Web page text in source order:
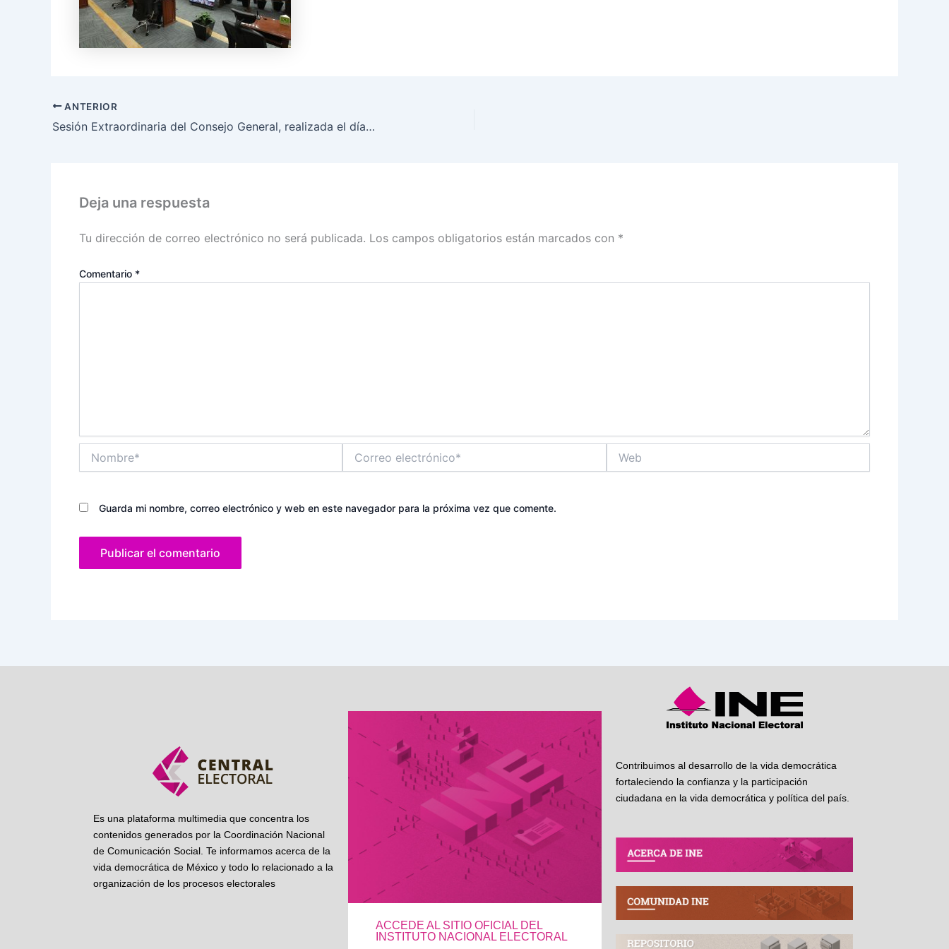
ANTERIOR
Sesión Extraordinaria del Consejo General, realizada el día 10 de noviembre de 2021
Deja una respuesta
Tu dirección de correo electrónico no será publicada. Los campos obligatorios están marcados con *
Comentario *
electrónico*
Guarda mi nombre, correo electrónico y web en este navegador para la próxima vez que comente.
Es una plataforma multimedia que concentra los
contenidos generados por la Coordinación Nacional
de Comunicación Social. Te informamos acerca de la
vida democrática de México y todo lo relacionado a la
organización de los procesos electorales
ACCEDE AL SITIO OFICIAL DEL
INSTITUTO NACIONAL ELECTORAL
Contribuimos al desarrollo de la vida democrática
fortaleciendo la confianza y la participación
ciudadana en la vida democrática y política del país.